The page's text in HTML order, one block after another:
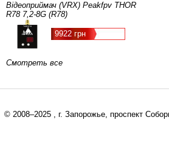
Відеоприймач (VRX) Peakfpv THOR
R78 7,2-8G (R78)
9922 грн
Смотреть все
© 2008–2025 , г. Запорожье, проспект